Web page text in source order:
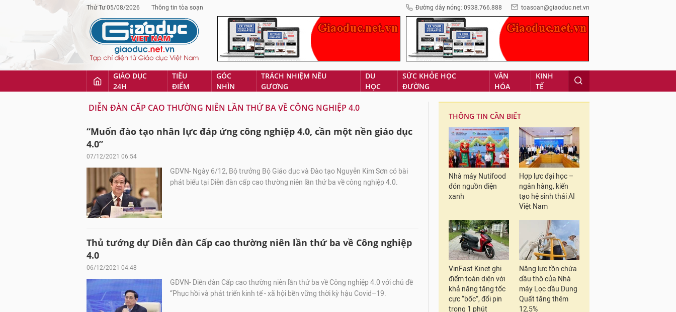
Thứ Tư 05/08/2026 Thông tin tòa soạn Đường dây nóng: 0938.766.888 toasoan@giaoduc.net.vn
GIÁO DỤC
24H
TIÊU
ĐIỂM
GÓC
NHÌN
TRÁCH NHIỆM NÊU
GƯƠNG
DU
HỌC
SỨC KHỎE HỌC
ĐƯỜNG
VĂN
HÓA
KINH
TẾ
DIỄN ĐÀN CẤP CAO THƯỜNG NIÊN LẦN THỨ BA VỀ CÔNG NGHIỆP 4.0
“Muốn đào tạo nhân lực đáp ứng công nghiệp 4.0, cần một nền giáo dục
4.0”
07/12/2021 06:54
GDVN- Ngày 6/12, Bộ trưởng Bộ Giáo dục và Đào tạo Nguyễn Kim Sơn có bài
phát biểu tại Diễn đàn cấp cao thường niên lần thứ ba về công nghiệp 4.0.
Thủ tướng dự Diễn đàn Cấp cao thường niên lần thứ ba về Công nghiệp
4.0
06/12/2021 04:48
GDVN- Diễn đàn Cấp cao thường niên lần thứ ba về Công nghiệp 4.0 với chủ đề
“Phục hồi và phát triển kinh tế - xã hội bền vững thời kỳ hậu Covid–19.
THÔNG TIN CẦN BIẾT
Nhà máy Nutifood
đón nguồn điện
xanh
Hợp lực đại học –
ngân hàng, kiến
tạo hệ sinh thái AI
Việt Nam
VinFast Kinet ghi
điểm toàn diện với
khả năng tăng tốc
cực “bốc”, đổi pin
trong 1 phút
Năng lực tồn chứa
dầu thô của Nhà
máy Lọc dầu Dung
Quất tăng thêm
12,5%